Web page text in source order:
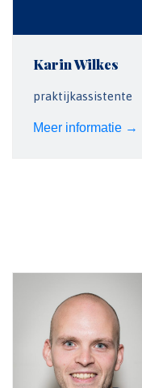
Karin Wilkes
praktijkassistente
Meer informatie →